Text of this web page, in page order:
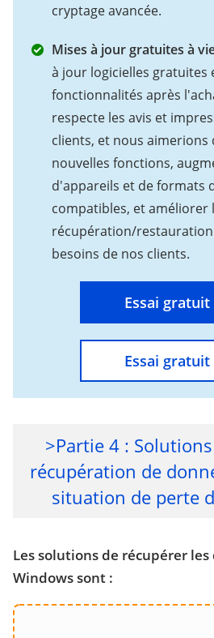
cryptage avancée.
Mises à jour gratuites à
à jour logicielles gratuites
fonctionnalités après
respecte les avis et
clients, et nous aimerions
nouvelles fonctions,
d'appareils et de formats
compatibles, et améliorer
récupération/
besoins de nos clients.
Essai gratuit
Essai gratuit
>Partie 4 :
récupération de
situation de perte
Les solutions de récupérer
Windows sont :